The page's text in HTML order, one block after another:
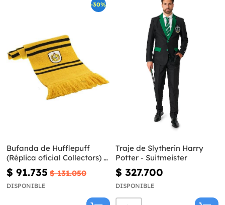
-30%
Bufanda de Hufflepuff
(Réplica oficial Collectors) -
Harry Potter
$ 91.735 $ 131.050
DISPONIBLE
Traje de Slytherin Harry
Potter - Suitmeister
$ 327.700
DISPONIBLE